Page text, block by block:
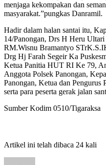
menjaga kekompakan dan
masyarakat.”pungkas Danramil.
Hadir dalam halan santai itu,
14/Panongan, Drs H Heru
RM.Wisnu Bramantyo
Drg Hj Farah Segeir Ka
Ketua Panitia HUT RI Ke 79,
Anggota Polsek Panongan,
Panongan, Ketua dan
serta para peserta gerak jalan
Sumber Kodim 0510/Tigaraksa
Artikel ini telah dibaca 24 kali